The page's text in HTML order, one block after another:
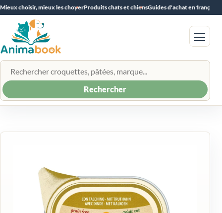
Mieux choisir, mieux les choyerProduits chats et chiensGuides d'achat en français
Rechercher un produit
Rechercher
Menu